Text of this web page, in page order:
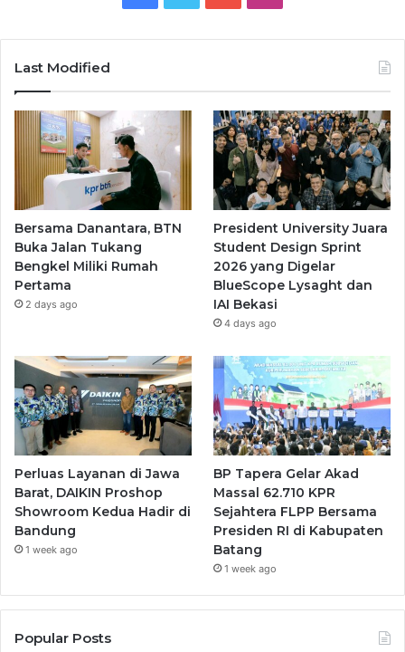
Last Modified
Bersama Danantara, BTN
Buka Jalan Tukang
Bengkel Miliki Rumah
Pertama
2 days ago
President University Juara
Student Design Sprint
2026 yang Digelar
BlueScope Lysaght dan
IAI Bekasi
4 days ago
Perluas Layanan di Jawa
Barat, DAIKIN Proshop
Showroom Kedua Hadir di
Bandung
1 week ago
BP Tapera Gelar Akad
Massal 62.710 KPR
Sejahtera FLPP Bersama
Presiden RI di Kabupaten
Batang
1 week ago
Popular Posts